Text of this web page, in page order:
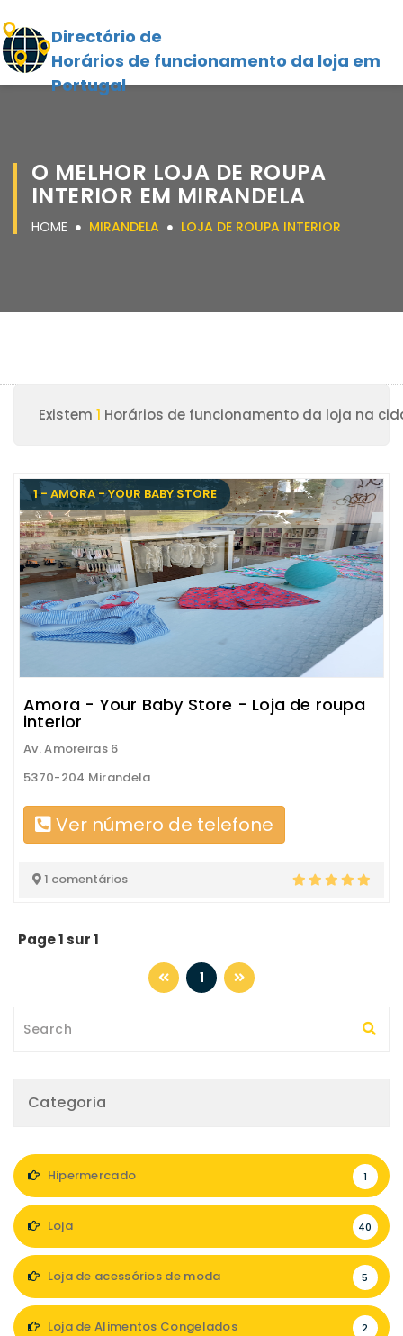
Directório de
Horários de funcionamento da loja em
Portugal
O MELHOR LOJA DE ROUPA
INTERIOR EM MIRANDELA
HOME MIRANDELA LOJA DE ROUPA INTERIOR
Existem 1 Horários de funcionamento da loja na
1 - AMORA - YOUR BABY STORE
Amora - Your Baby Store - Loja de roupa
interior
Av. Amoreiras 6
5370-204 Mirandela
Ver número de telefone
1 comentários
Page 1 sur 1
1
Categoria
Hipermercado 1
Loja 40
Loja de acessórios de moda 5
Loja de Alimentos Congelados 2